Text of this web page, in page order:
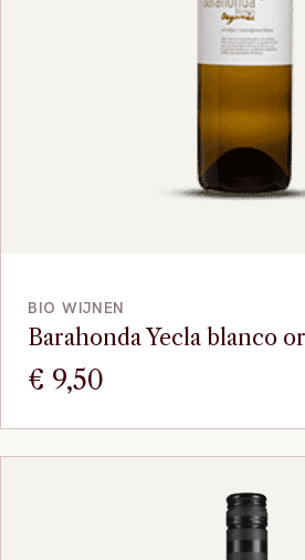
BIO WIJNEN
Barahonda Yecla blanco
€ 9,50